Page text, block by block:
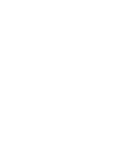
Varias
se vea afectado a
afectaciones la de
eventos en la